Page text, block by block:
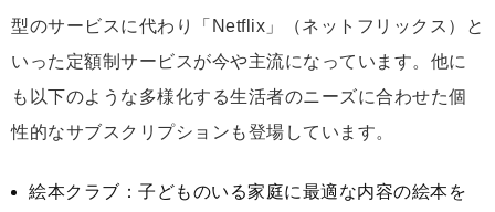
型のサービスに代わり「Netflix」（ネットフリックス）と
いった定額制サービスが今や主流になっています。他に
も以下のような多様化する生活者のニーズに合わせた個
性的なサブスクリプションも登場しています。
絵本クラブ：子どものいる家庭に最適な内容の絵本を